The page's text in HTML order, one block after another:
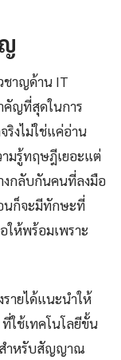
ชาญด้าน IT
คัญที่สุดในการ
ริงไม่ใช่แค่อ่าน
มรู้ทฤษฎีเยอะแต่
งกลับกันคนที่ลงมือ
นก็จะมีทักษะที่
ให้พร้อมเพราะ
ายได้แนะนำให้
ที่ใช้เทคโนโลยีขั้น
สำหรับสัญญาณ